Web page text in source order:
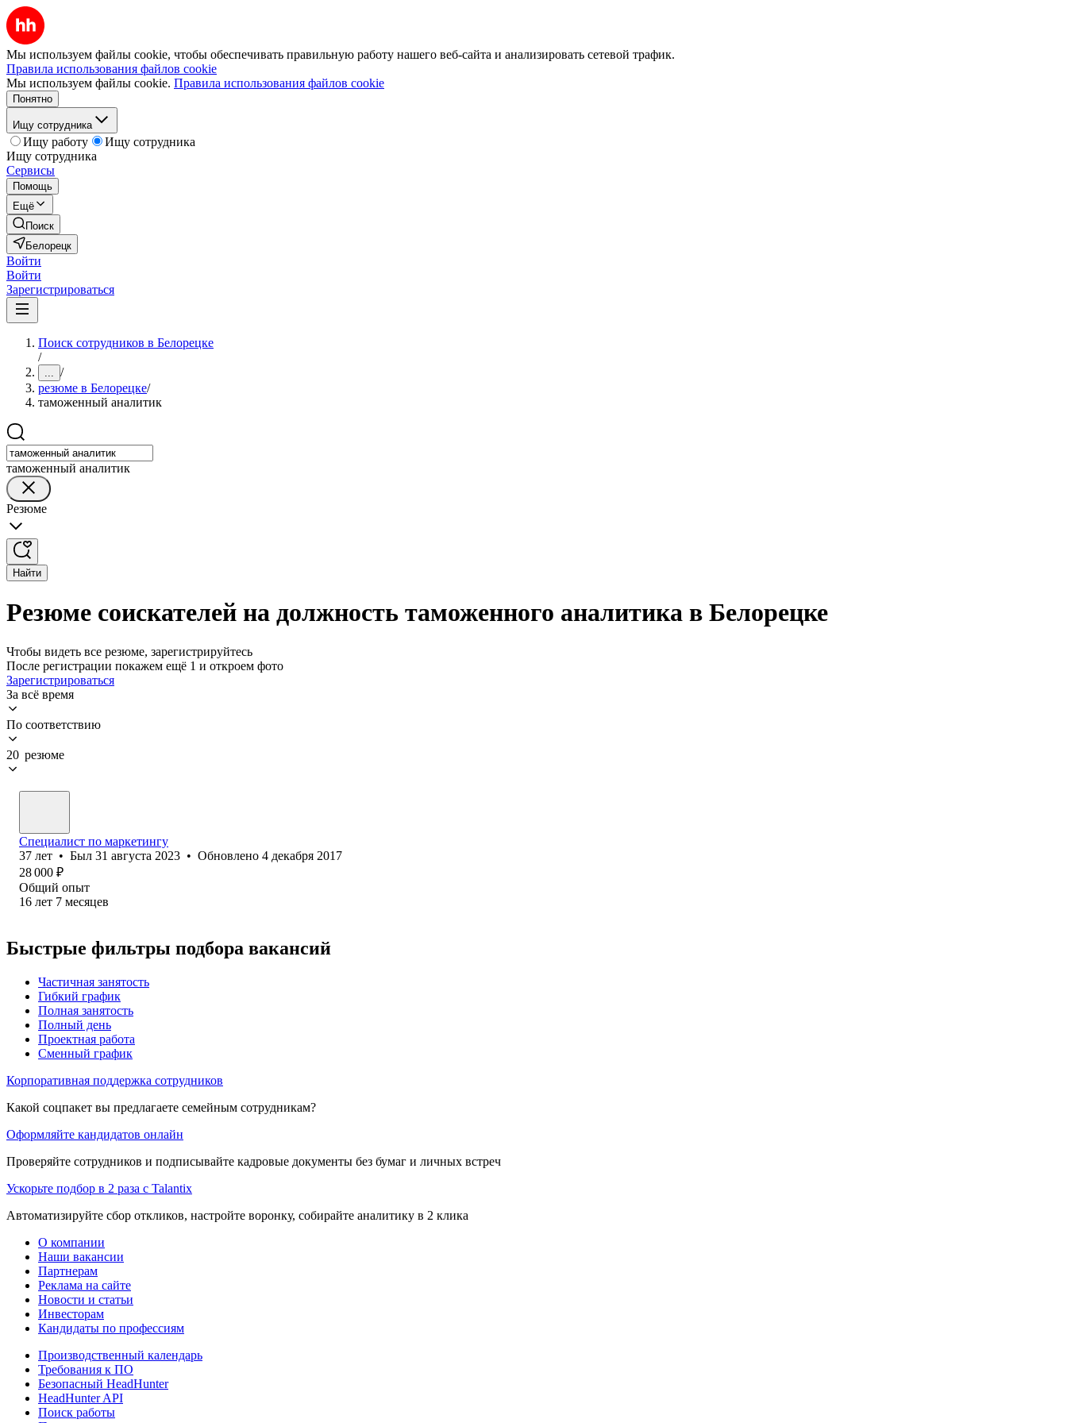
Мы используем файлы cookie, чтобы обеспечивать правильную работу нашего веб-сайта и анализировать сетевой трафик.
Правила использования файлов cookie
Мы используем файлы cookie. Правила использования файлов cookie
Понятно
Ищу сотрудника
Ищу работу
Ищу сотрудника
Ищу сотрудника
Сервисы
Помощь
Ещё
Поиск
Белорецк
Войти
Войти
Зарегистрироваться
Поиск сотрудников в Белорецке
/
... /
резюме в Белорецке/
таможенный аналитик
таможенный аналитик
Резюме
Найти
Резюме соискателей на должность таможенного аналитика в Белорецке
Чтобы видеть все резюме, зарегистрируйтесь
После регистрации покажем ещё 1 и откроем фото
Зарегистрироваться
За всё время
По соответствию
20 резюме
Специалист по маркетингу
37 лет • Был 31 августа 2023 • Обновлено 4 декабря 2017
28 000 ₽
Общий опыт
16 лет 7 месяцев
Быстрые фильтры подбора вакансий
Частичная занятость
Гибкий график
Полная занятость
Полный день
Проектная работа
Сменный график
Корпоративная поддержка сотрудников
Какой соцпакет вы предлагаете семейным сотрудникам?
Оформляйте кандидатов онлайн
Проверяйте сотрудников и подписывайте кадровые документы без бумаг и личных встреч
Ускорьте подбор в 2 раза с Talantix
Автоматизируйте сбор откликов, настройте воронку, собирайте аналитику в 2 клика
О компании
Наши вакансии
Партнерам
Реклама на сайте
Новости и статьи
Инвесторам
Кандидаты по профессиям
Производственный календарь
Требования к ПО
Безопасный HeadHunter
HeadHunter API
Поиск работы